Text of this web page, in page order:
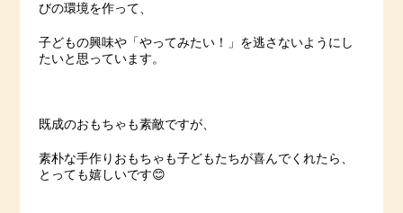
びの環境を作って、
子どもの興味や「やってみたい！」を逃さないようにし
たいと思っています。
既成のおもちゃも素敵ですが、
素朴な手作りおもちゃも子どもたちが喜んでくれたら、
とっても嬉しいです😊